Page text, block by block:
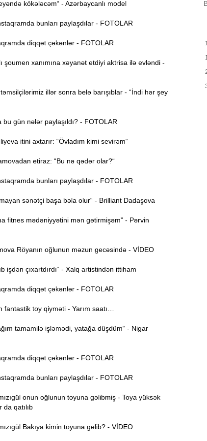
kökələcəm“ - Azərbaycanlı model
bunları paylaşdılar - FOTOLAR
diqqət çəkənlər - FOTOLAR
xanımına xəyanət etdiyi aktrisa ilə evləndi -
illər sonra belə barışıblar - “İndi hər şey
gün nələr paylaşıldı? - FOTOLAR
itini axtarır: “Övladım kimi sevirəm“
etiraz: “Bu nə qədər olar?“
bunları paylaşdılar - FOTOLAR
sənətçi başa bəla olur“ - Brilliant Dadaşova
fitnes mədəniyyətini mən gətirmişəm” - Pərvin
Röyanın oğlunun məzun gecəsində - VİDEO
işdən çıxartdırdı“ - Xalq artistindən ittiham
diqqət çəkənlər - FOTOLAR
toy qiyməti - Yarım saatı…
tamamilə işləmədi, yatağa düşdüm“ - Nigar
diqqət çəkənlər - FOTOLAR
bunları paylaşdılar - FOTOLAR
onun oğlunun toyuna gəlibmiş - Toya yüksək
qatılıb
Bakıya kimin toyuna gəlib? - VİDEO